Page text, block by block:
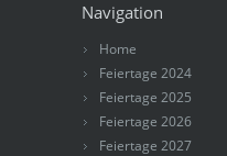
Navigation
Home
Feiertage 2024
Feiertage 2025
Feiertage 2026
Feiertage 2027